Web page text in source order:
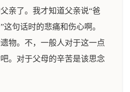
亲了。我才知道父亲说“爸
句话时的悲痛和伤心啊。
物。不，一般人对于这一点
。对于父母的辛苦是该思念